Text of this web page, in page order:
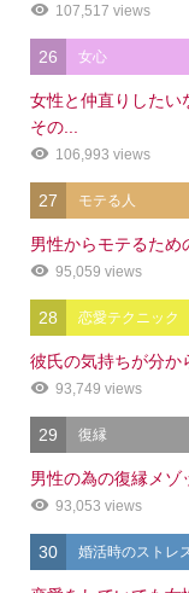
107,517 views
26 女心
女性と仲直りしたい
その...
106,993 views
27 モテる人
男性からモテるため
95,059 views
28 恋愛テクニック
彼氏の気持ちが分か
93,749 views
29 復縁
男性の為の復縁メゾ
93,053 views
30 婚活時のストレ